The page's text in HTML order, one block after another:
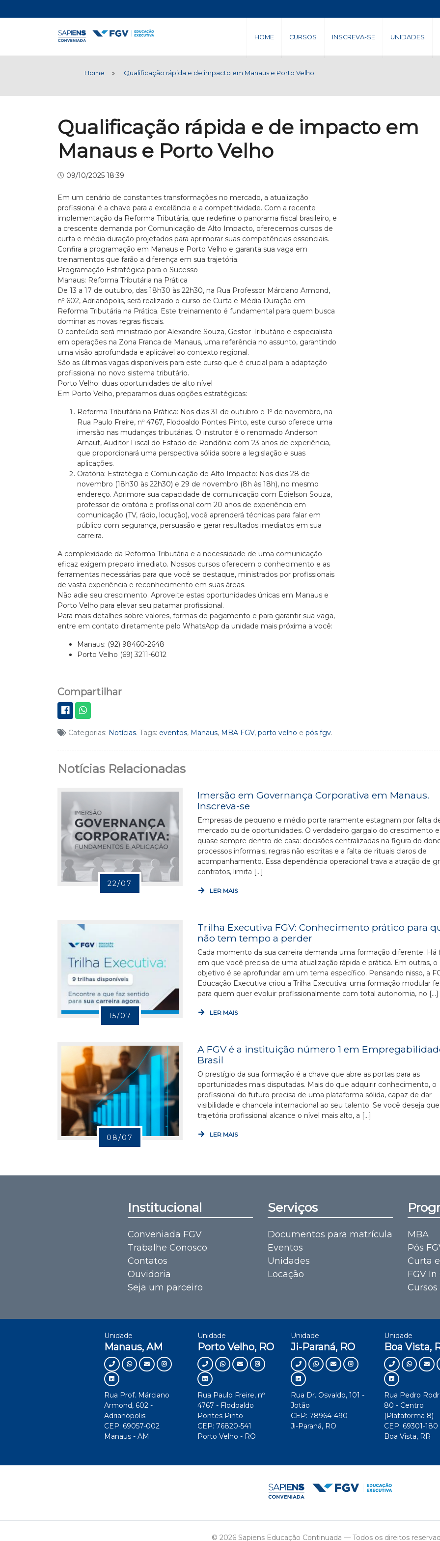
HOME CURSOS INSCREVA-SE UNIDADES
Home » Qualificação rápida e de impacto em Manaus e Porto Velho
Qualificação rápida e de impacto em
Manaus e Porto Velho
09/10/2025 18:39
Em um cenário de constantes transformações no mercado, a atualização
profissional é a chave para a excelência e a competitividade. Com a recente
implementação da Reforma Tributária, que redefine o panorama fiscal brasileiro, e
a crescente demanda por Comunicação de Alto Impacto, oferecemos cursos de
curta e média duração projetados para aprimorar suas competências essenciais.
Confira a programação em Manaus e Porto Velho e garanta sua vaga em
treinamentos que farão a diferença em sua trajetória.
Programação Estratégica para o Sucesso
Manaus: Reforma Tributária na Prática
De 13 a 17 de outubro, das 18h30 às 22h30, na Rua Professor Márciano Armond,
nº 602, Adrianópolis, será realizado o curso de Curta e Média Duração em
Reforma Tributária na Prática. Este treinamento é fundamental para quem busca
dominar as novas regras fiscais.
O conteúdo será ministrado por Alexandre Souza, Gestor Tributário e especialista
em operações na Zona Franca de Manaus, uma referência no assunto, garantindo
uma visão aprofundada e aplicável ao contexto regional.
São as últimas vagas disponíveis para este curso que é crucial para a adaptação
profissional no novo sistema tributário.
Porto Velho: duas oportunidades de alto nível
Em Porto Velho, preparamos duas opções estratégicas:
Reforma Tributária na Prática: Nos dias 31 de outubro e 1º de novembro, na
Rua Paulo Freire, nº 4767, Flodoaldo Pontes Pinto, este curso oferece uma
imersão nas mudanças tributárias. O instrutor é o renomado Anderson
Arnaut, Auditor Fiscal do Estado de Rondônia com 23 anos de experiência,
que proporcionará uma perspectiva sólida sobre a legislação e suas
aplicações.
Oratória: Estratégia e Comunicação de Alto Impacto: Nos dias 28 de
novembro (18h30 às 22h30) e 29 de novembro (8h às 18h), no mesmo
endereço. Aprimore sua capacidade de comunicação com Edielson Souza,
professor de oratória e profissional com 20 anos de experiência em
comunicação (TV, rádio, locução), você aprenderá técnicas para falar em
público com segurança, persuasão e gerar resultados imediatos em sua
carreira.
A complexidade da Reforma Tributária e a necessidade de uma comunicação
eficaz exigem preparo imediato. Nossos cursos oferecem o conhecimento e as
ferramentas necessárias para que você se destaque, ministrados por profissionais
de vasta experiência e reconhecimento em suas áreas.
Não adie seu crescimento. Aproveite estas oportunidades únicas em Manaus e
Porto Velho para elevar seu patamar profissional.
Para mais detalhes sobre valores, formas de pagamento e para garantir sua vaga,
entre em contato diretamente pelo WhatsApp da unidade mais próxima a você:
Manaus: (92) 98460-2648
Porto Velho (69) 3211-6012
Compartilhar
Categorias: Notícias. Tags: eventos, Manaus, MBA FGV, porto velho e pós fgv.
Notícias Relacionadas
22/07
Imersão em Governança Corporativa em Manaus.
Inscreva-se
Empresas de pequeno e médio porte raramente estagnam por falta
mercado ou de oportunidades. O verdadeiro gargalo do crescimento
quase sempre dentro de casa: decisões centralizadas na figura do
processos informais, regras não escritas e a falta de rituais claros de
acompanhamento. Essa dependência operacional trava a atração de
contratos, limita […]
LER MAIS
15/07
Trilha Executiva FGV: Conhecimento prático para
não tem tempo a perder
Cada momento da sua carreira demanda uma formação diferente. Há
em que você precisa de uma atualização rápida e prática. Em outras, o
objetivo é se aprofundar em um tema específico. Pensando nisso, a
Educação Executiva criou a Trilha Executiva: uma formação modular
para quem quer evoluir profissionalmente com total autonomia, no […]
LER MAIS
08/07
A FGV é a instituição número 1 em
Brasil
O prestígio da sua formação é a chave que abre as portas para as
oportunidades mais disputadas. Mais do que adquirir conhecimento, o
profissional do futuro precisa de uma plataforma sólida, capaz de dar
visibilidade e chancela internacional ao seu talento. Se você deseja que
trajetória profissional alcance o nível mais alto, a […]
LER MAIS
Institucional
Conveniada FGV
Trabalhe Conosco
Contatos
Ouvidoria
Seja um parceiro
Serviços
Documentos para matrícula
Eventos
Unidades
Locação
MBA
Pós
Curta
FGV
Unidade
Manaus, AM
Rua Prof. Márciano
Armond, 602 -
Adrianópolis
CEP: 69057-002
Manaus - AM
Unidade
Porto Velho, RO
Rua Paulo Freire, nº
4767 - Flodoaldo
Pontes Pinto
CEP: 76820-541
Porto Velho - RO
Unidade
Ji-Paraná, RO
Rua Dr. Osvaldo, 101 -
Jotão
CEP: 78964-490
Ji-Paraná, RO
Unidade
Boa Vista,
Rua Pedro
80 - Centro
(Plataforma 8)
CEP: 69301-180
Boa Vista, RR
© 2026 Sapiens Educação Continuada — Todos os direitos